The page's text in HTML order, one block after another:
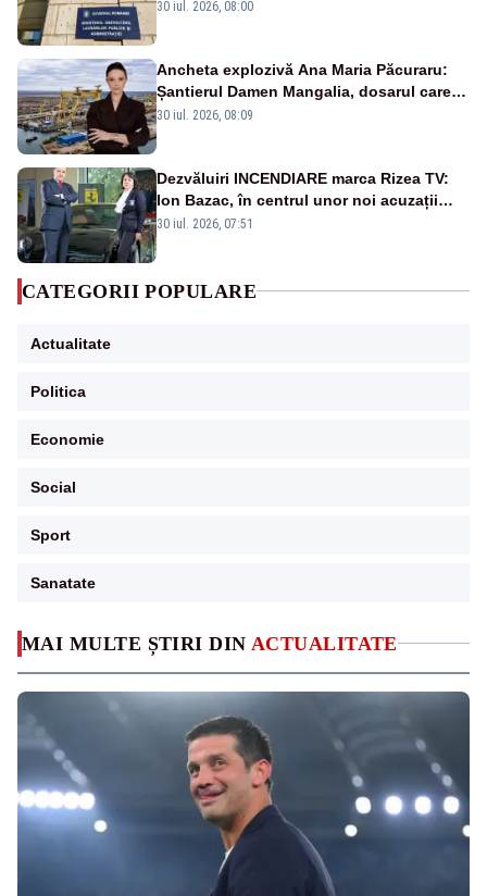
MAI MULTE ȘTIRI DIN ACTUALITATE
ies în stradă
30 iul. 2026, 08:00
Ancheta explozivă Ana Maria Păcuraru:
Șantierul Damen Mangalia, dosarul care
scufundă apărarea României
30 iul. 2026, 08:09
Dezvăluiri INCENDIARE marca Rizea TV:
Ion Bazac, în centrul unor noi acuzații
publice
30 iul. 2026, 07:51
CATEGORII POPULARE
Actualitate
Politica
Economie
Social
Sport
Sanatate